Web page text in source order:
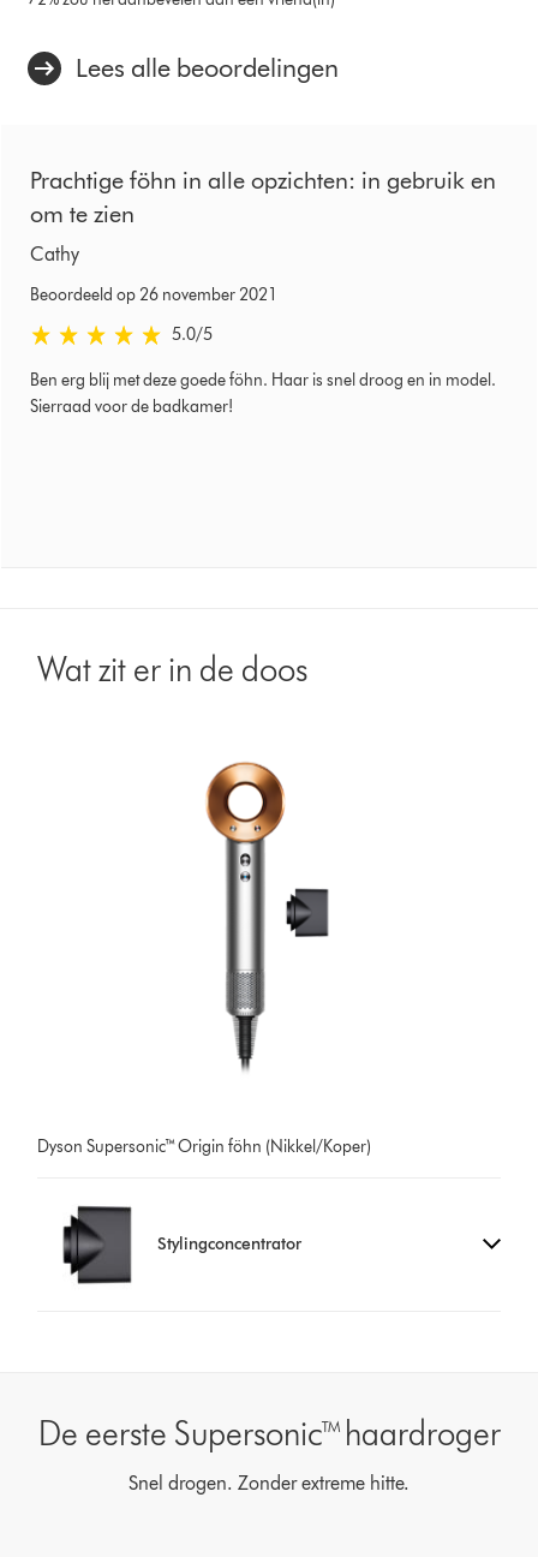
Lees alle beoordelingen
Prachtige föhn in alle opzichten: in gebruik en
om te zien
Cathy
Beoordeeld op 26 november 2021
5.0 sterren van 5 van Beoordeeld op 26 november 2021 Ratings
5.0/5
Ben erg blij met deze goede föhn. Haar is snel droog en in model.
Sierraad voor de badkamer!
Wat zit er in de doos
Dyson Supersonic™ Origin föhn (Nikkel/Koper)
Stylingconcentrator
De eerste Supersonic™ haardroger
Snel drogen. Zonder extreme hitte.